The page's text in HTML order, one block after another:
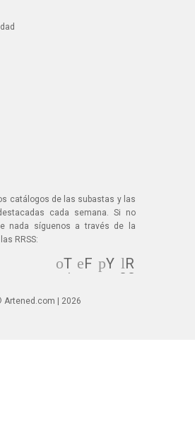
catálogos de las subastas y las
cada semana. Si no
nada síguenos a través de la
RRSS:
T
wi
er
F
oo
Y
R
SS
Artened.com | 2026